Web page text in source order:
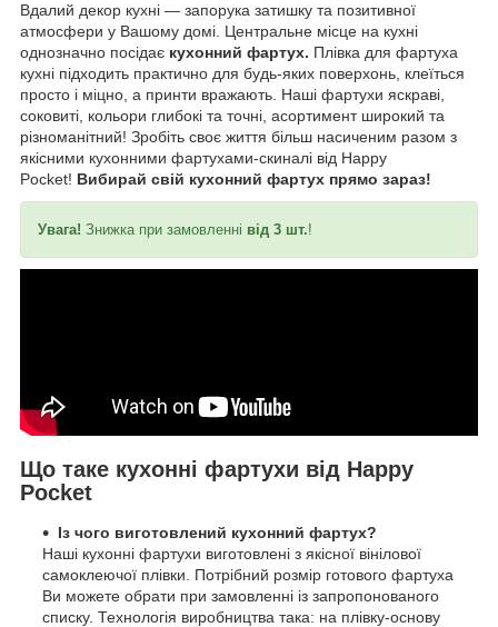
Вдалий декор кухні — запорука затишку та позитивної
атмосфери у Вашому домі. Центральне місце на кухні
однозначно посідає кухонний фартух. Плівка для фартуха
кухні підходить практично для будь-яких поверхонь, клеїться
просто і міцно, а принти вражають. Наші фартухи яскраві,
соковиті, кольори глибокі та точні, асортимент широкий та
різноманітний! Зробіть своє життя більш насиченим разом з
якісними кухонними фартухами-скиналі від Happy
Pocket! Вибирай свій кухонний фартух прямо зараз!
Увага! Знижка при замовленні від 3 шт.!
Що таке кухонні фартухи від Happy
Pocket
Із чого виготовлений кухонний фартух?
Наші кухонні фартухи виготовлені з якісної вінілової
самоклеючої плівки. Потрібний розмір готового фартуха
Ви можете обрати при замовленні із запропонованого
списку. Технологія виробництва така: на плівку-основу